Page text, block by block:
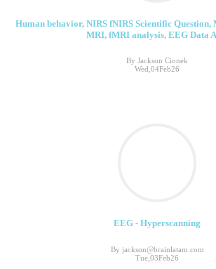
Human behavior, NIRS fNIRS Scientific
MRI, fMRI analysis, EEG Data
By Jackson Cionek
Wed,04Feb26
EEG - Hyperscanning
By jackson@brainlatam.com
Tue,03Feb26